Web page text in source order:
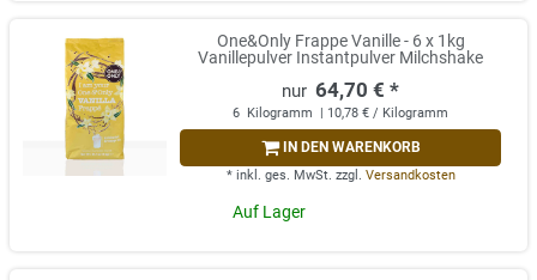
One&Only Frappe Vanille - 6 x 1kg
Vanillepulver Instantpulver Milchshake
64,70 € *
6 Kilogramm | 10,78 € / Kilogramm
IN DEN WARENKORB
* inkl. ges. MwSt. zzgl. Versandkosten
Auf Lager